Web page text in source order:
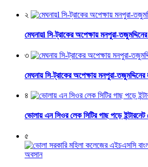
২
মেঘনায়l সি-ট্রাকের অপেক্ষায় মনপুরা-
৩
মেঘনায় সি-ট্রাকের অপেক্ষায় মনপুরা-তজুমদ্দিনের
৪
ভোলায় এন সিওর লেক সিটির গাছ পড়ে ইন্টারনেট
৫